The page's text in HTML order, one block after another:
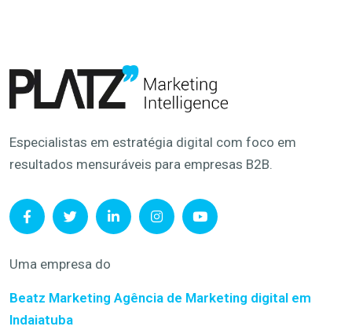
Especialistas em estratégia digital com foco em
resultados mensuráveis para empresas B2B.
Uma empresa do
Beatz Marketing Agência de Marketing digital em
Indaiatuba